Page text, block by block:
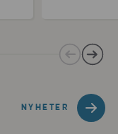
NYHETER